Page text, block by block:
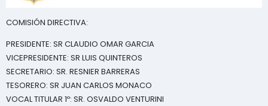
COMISIÓN DIRECTIVA:
PRESIDENTE: SR CLAUDIO OMAR GARCIA
VICEPRESIDENTE: SR LUIS QUINTEROS
SECRETARIO: SR. RESNIER BARRERAS
TESORERO: SR JUAN CARLOS MONACO
VOCAL TITULAR 1º: SR. OSVALDO VENTURINI